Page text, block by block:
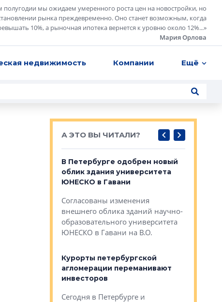
полугодии мы ожидаем умеренного роста цен на новостройки, но
рынка преждевременно. Оно станет возможным, когда
10%, а рыночная ипотека вернется к уровню около 12%...»
Мария Орлова
недвижимость Компании Ещё
А ЭТО ВЫ ЧИТАЛИ?
— антидот
В Петербурге одобрен новый
облик здания университета
ЮНЕСКО в Гавани
Согласованы изменения
внешнего облика зданий научно-
образовательного университета
ЮНЕСКО в Гавани на В.О.
Курорты петербургской
агломерации переманивают
инвесторов
Сегодня в Петербурге и